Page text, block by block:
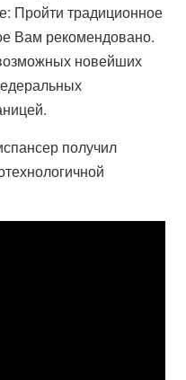
Пройти традиционное
Вам рекомендовано.
новейших
получил